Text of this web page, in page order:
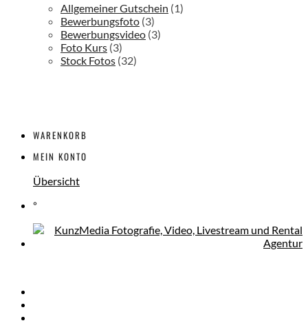
Allgemeiner Gutschein (1)
Bewerbungsfoto (3)
Bewerbungsvideo (3)
Foto Kurs (3)
Stock Fotos (32)
WARENKORB
MEIN KONTO
Übersicht
°